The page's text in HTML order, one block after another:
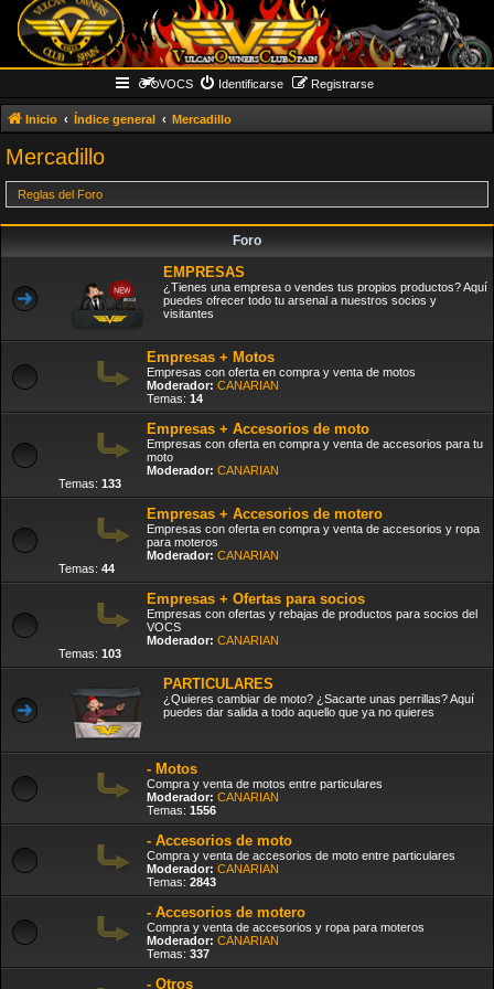
VOCS Identificarse Registrarse
Inicio Índice general Mercadillo
Mercadillo
Reglas del Foro
Foro
EMPRESAS
¿Tienes una empresa o vendes tus propios productos? Aquí
puedes ofrecer todo tu arsenal a nuestros socios y
visitantes
Empresas + Motos
Empresas con oferta en compra y venta de motos
Moderador: CANARIAN
Temas: 14
Empresas + Accesorios de moto
Empresas con oferta en compra y venta de accesorios para tu
moto
Moderador: CANARIAN
Temas: 133
Empresas + Accesorios de motero
Empresas con oferta en compra y venta de accesorios y ropa
para moteros
Moderador: CANARIAN
Temas: 44
Empresas + Ofertas para socios
Empresas con ofertas y rebajas de productos para socios del
VOCS
Moderador: CANARIAN
Temas: 103
PARTICULARES
¿Quieres cambiar de moto? ¿Sacarte unas perrillas? Aquí
puedes dar salida a todo aquello que ya no quieres
- Motos
Compra y venta de motos entre particulares
Moderador: CANARIAN
Temas: 1556
- Accesorios de moto
Compra y venta de accesorios de moto entre particulares
Moderador: CANARIAN
Temas: 2843
- Accesorios de motero
Compra y venta de accesorios y ropa para moteros
Moderador: CANARIAN
Temas: 337
- Otros